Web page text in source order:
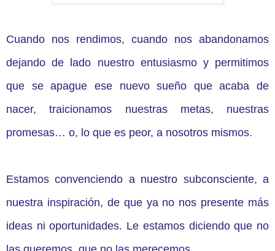
Cuando nos rendimos, cuando nos abandonamos
dejando de lado nuestro entusiasmo y permitimos
que se apague ese nuevo sueño que acaba de
nacer, traicionamos nuestras metas, nuestras
promesas… o, lo que es peor, a nosotros mismos.
Estamos convenciendo a nuestro subconsciente, a
nuestra inspiración, de que ya no nos presente más
ideas ni oportunidades. Le estamos diciendo que no